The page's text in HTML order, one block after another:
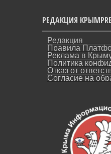
РЕДАКЦИЯ
Редакция
Правила
Реклама в
Политика
Отказ от
Согласие на